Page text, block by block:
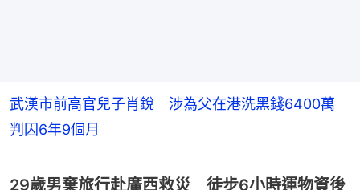
武漢市前高官兒子肖銳 涉為父在港洗黑錢6400萬
判囚6年9個月
29歲男棄旅行赴廣西救災 徒步6小時運物資後